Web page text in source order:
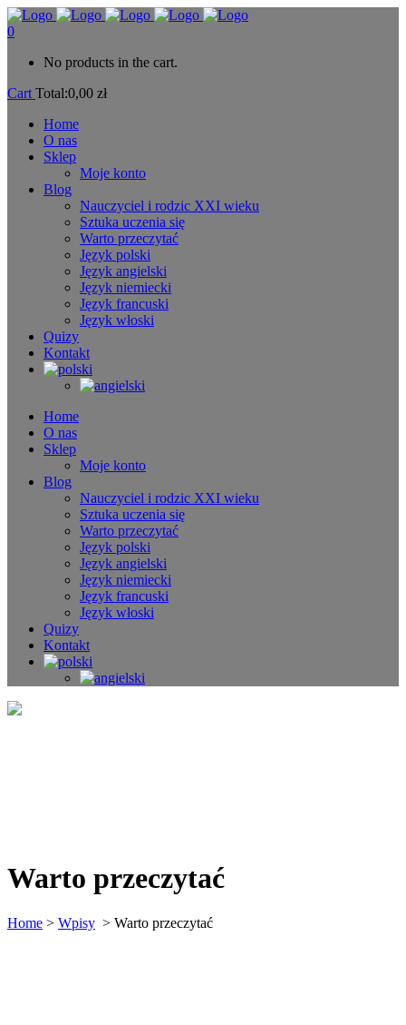
0
No products in the cart.
Cart Total:0,00 zł
Home
O nas
Sklep
Moje konto
Blog
Nauczyciel i rodzic XXI wieku
Sztuka uczenia się
Warto przeczytać
Język polski
Język angielski
Język niemiecki
Język francuski
Język włoski
Quizy
Kontakt
Home
O nas
Sklep
Moje konto
Blog
Nauczyciel i rodzic XXI wieku
Sztuka uczenia się
Warto przeczytać
Język polski
Język angielski
Język niemiecki
Język francuski
Język włoski
Quizy
Kontakt
Warto przeczytać
Home > Wpisy > Warto przeczytać